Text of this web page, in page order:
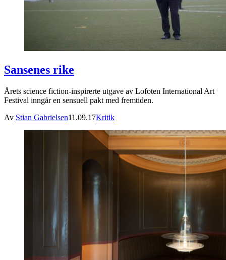
Sansenes rike
Årets science fiction-inspirerte utgave av Lofoten International Art
Festival inngår en sensuell pakt med fremtiden.
Av Stian Gabrielsen11.09.17Kritik